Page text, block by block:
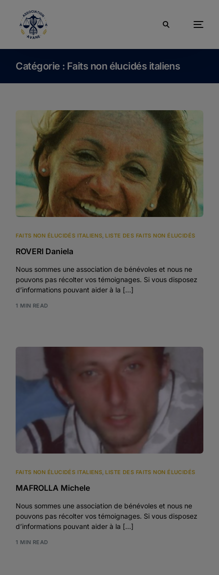
Catégorie : Faits non élucidés italiens
FAITS NON ÉLUCIDÉS ITALIENS, LISTE DES FAITS NON ÉLUCIDÉS
ROVERI Daniela
Nous sommes une association de bénévoles et nous ne
pouvons pas récolter vos témoignages. Si vous disposez
d’informations pouvant aider à la […]
1 MIN READ
FAITS NON ÉLUCIDÉS ITALIENS, LISTE DES FAITS NON ÉLUCIDÉS
MAFROLLA Michele
Nous sommes une association de bénévoles et nous ne
pouvons pas récolter vos témoignages. Si vous disposez
d’informations pouvant aider à la […]
1 MIN READ